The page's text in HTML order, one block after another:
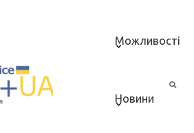
Можливості
Новини